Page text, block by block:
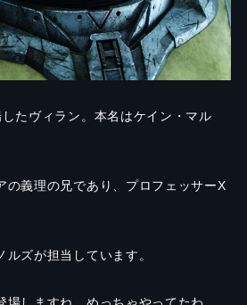
たヴィラン。本名はケイン・マル
の義理の兄であり、プロフェッサーX
ズが担当しています。
しますね。めっちゃやってたわ。